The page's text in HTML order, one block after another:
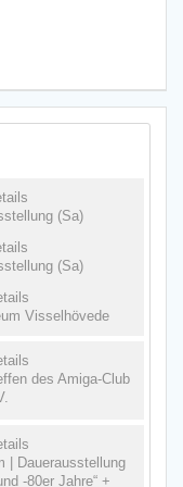
(Sa)
(Sa)
Visselhövede
des Amiga-Club
| Dauerausstellung
-80er Jahre“ +